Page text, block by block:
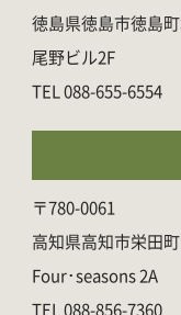
徳島県徳島市徳島
尾野ビル2F
088-655-6554
〒780-0061
高知県高知市栄田
Four･seasons 2A
088-856-7360